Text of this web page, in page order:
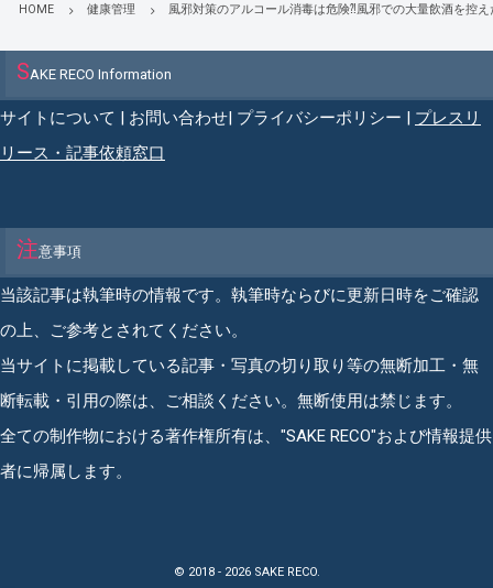
HOME 健康管理 風邪対策のアルコール消毒は危険⁈風邪での大量飲酒を控
SAKE RECO Information
サイトについて | お問い合わせ| プライバシーポリシー | プレスリ
リース・記事依頼窓口
注意事項
当該記事は執筆時の情報です。執筆時ならびに更新日時をご確認
の上、ご参考とされてください。
当サイトに掲載している記事・写真の切り取り等の無断加工・無
断転載・引用の際は、ご相談ください。無断使用は禁じます。
全ての制作物における著作権所有は、"SAKE RECO"および情報提供
者に帰属します。
© 2018 - 2026 SAKE RECO.